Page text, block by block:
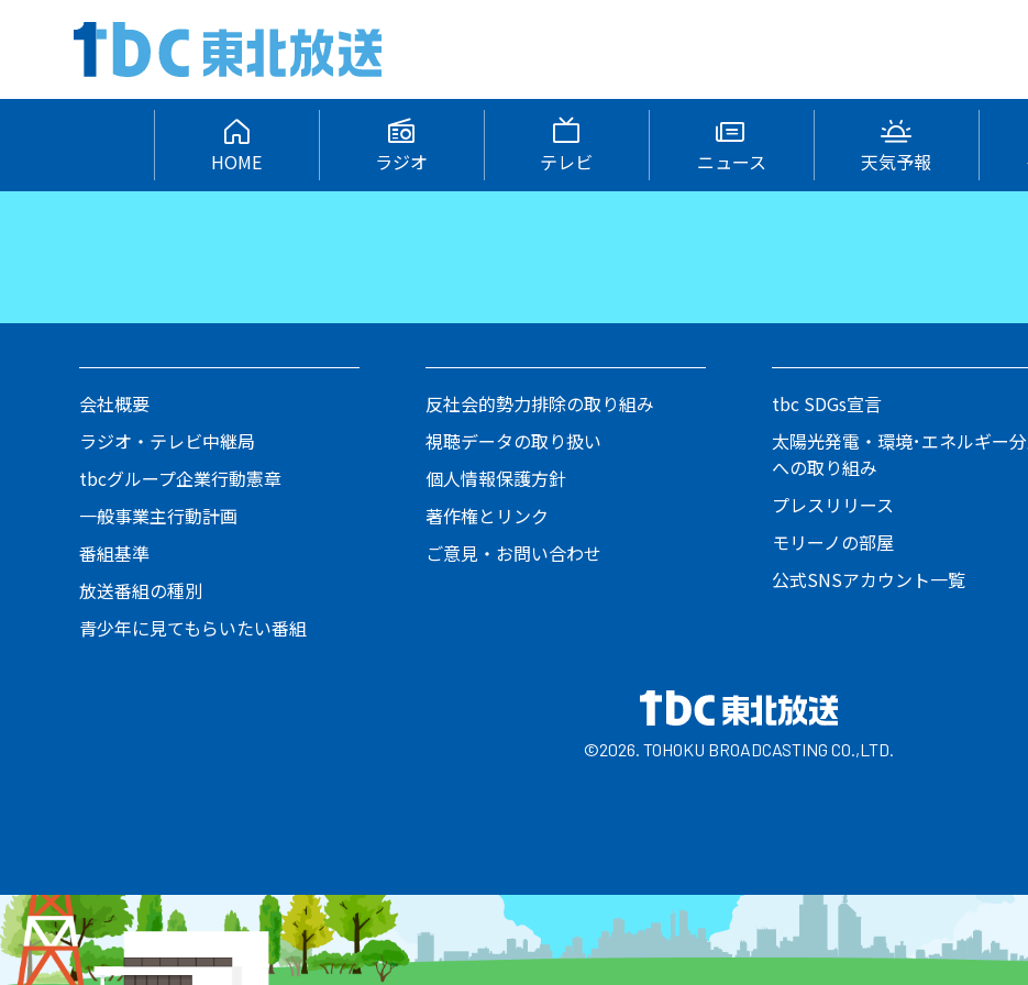
HOME ラジオ テレビ ニュース 天気予報
会社概要
ラジオ・テレビ中継局
tbcグループ企業行動憲章
一般事業主行動計画
番組基準
放送番組の種別
青少年に見てもらいたい番組
反社会的勢力排除の取り組み
視聴データの取り扱い
個人情報保護方針
著作権とリンク
ご意見・お問い合わせ
tbc SDGs宣言
太陽光発電・環境･エネルギー
への取り組み
プレスリリース
モリーノの部屋
公式SNSアカウント一覧
©2026. TOHOKU BROADCASTING CO.,LTD.